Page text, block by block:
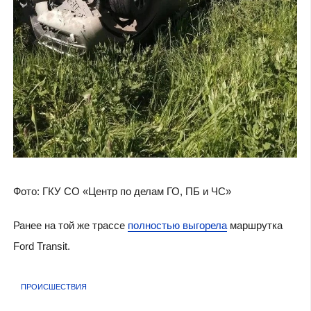
Фото: ГКУ СО «Центр по делам ГО, ПБ и ЧС»
Ранее на той же трассе полностью выгореламаршрутка
Ford Transit.
ПРОИСШЕСТВИЯ